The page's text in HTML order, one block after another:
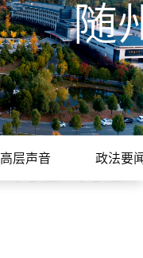
随
高层声音 政法要